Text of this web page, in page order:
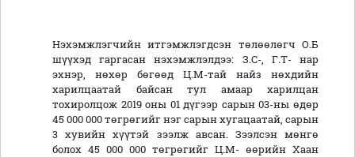
Нэхэмжлэгчийн итгэмжлэгдсэн төлөөлөгч О.Б
шүүхэд гаргасан нэхэмжлэлдээ: З.С-, Г.Т- нар
эхнэр, нөхөр бөгөөд Ц.М-тай найз нөхдийн
харилцаатай байсан тул амаар харилцан
тохиролцож 2019 оны 01 дүгээр сарын 03-ны өдөр
45 000 000 төгрөгийг нэг сарын хугацаатай, сарын
3 хувийн хүүтэй зээлж авсан. Зээлсэн мөнгө
болох 45 000 000 төгрөгийг Ц.М- өөрийн Хаан